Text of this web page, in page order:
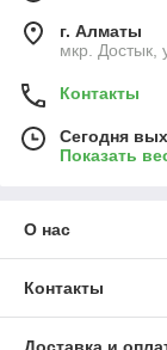
г. Алматы
мкр. Достык,
Контакты
Сегодня
Показать
О нас
Контакты